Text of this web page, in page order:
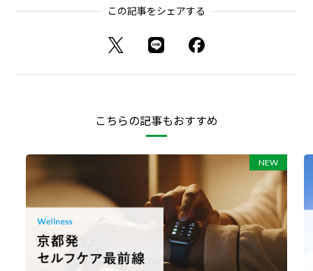
この記事をシェアする
こちらの記事もおすすめ